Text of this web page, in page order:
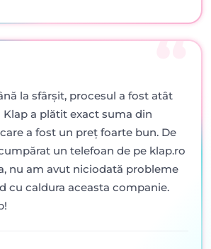
la sfârșit, procesul a fost atât
Klap a plătit exact suma din
a fost un preț foarte bun. De
un telefoan de pe klap.ro
nu am avut niciodată probleme
cu caldura aceasta companie.